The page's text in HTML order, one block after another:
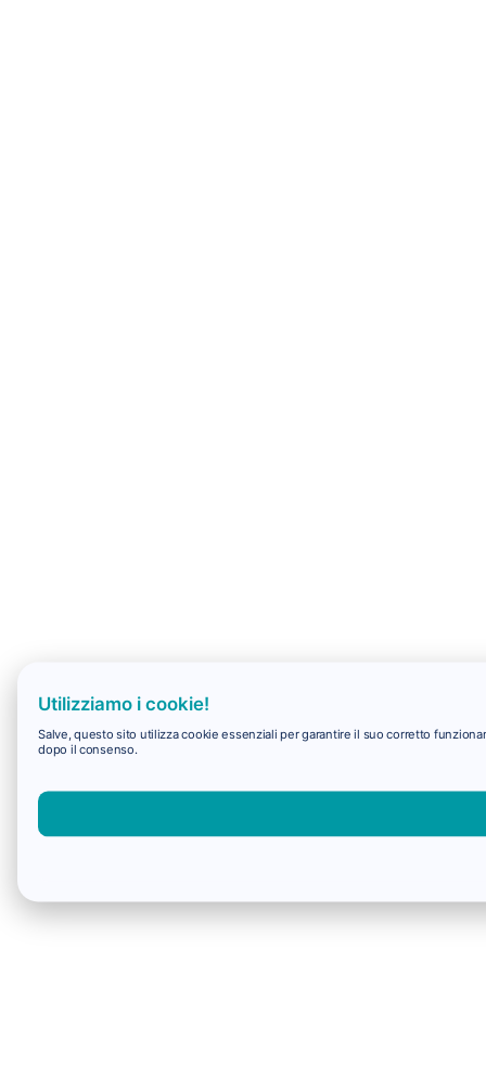
Utilizziamo i cookie!
Salve, questo sito utilizza cookie essenziali per garantire il suo corretto
dopo il consenso.